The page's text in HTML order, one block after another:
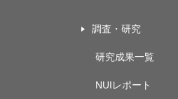
調査・研究
研究成果一覧
NUIレポート